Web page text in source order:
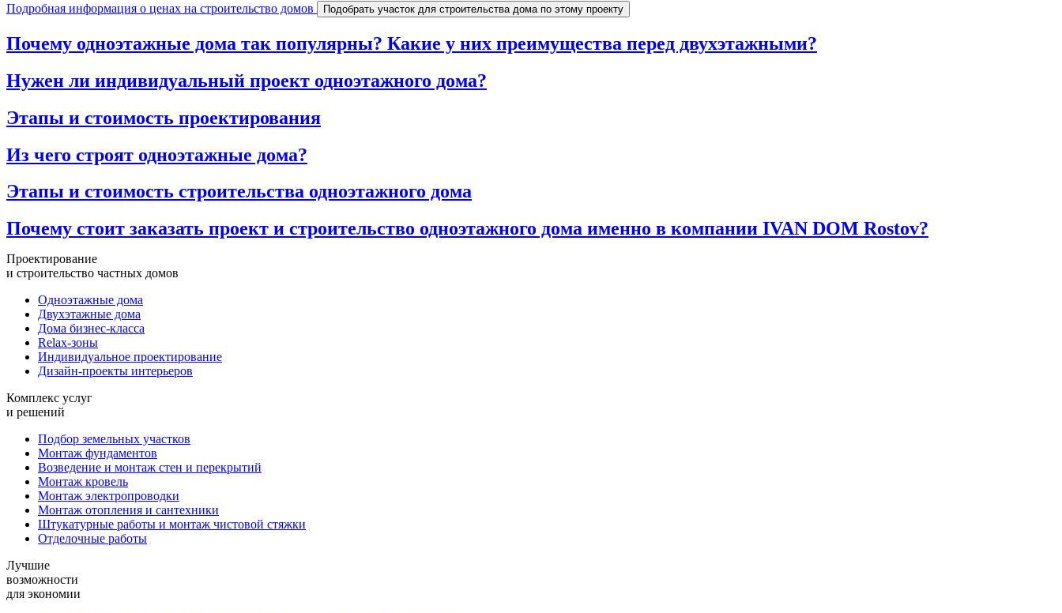
Подробная информация о ценах на строительство домов Подобрать участок для строительства дома по этому проекту
Почему одноэтажные дома так популярны? Какие у них преимущества перед двухэтажными?
Нужен ли индивидуальный проект одноэтажного дома?
Этапы и стоимость проектирования
Из чего строят одноэтажные дома?
Этапы и стоимость строительства одноэтажного дома
Почему стоит заказать проект и строительство одноэтажного дома именно в компании IVAN DOM Rostov?
Проектирование
и строительство частных домов
Одноэтажные дома
Двухэтажные дома
Дома бизнес-класса
Relax-зоны
Индивидуальное проектирование
Дизайн-проекты интерьеров
Комплекс услуг
и решений
Подбор земельных участков
Монтаж фундаментов
Возведение и монтаж стен и перекрытий
Монтаж кровель
Монтаж электропроводки
Монтаж отопления и сантехники
Штукатурные работы и монтаж чистовой стяжки
Отделочные работы
Лучшие
возможности
для экономии